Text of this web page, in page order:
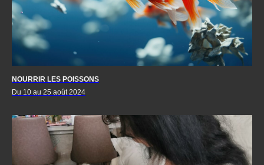
NOURRIR LES POISSONS
Du 10 au 25 août 2024